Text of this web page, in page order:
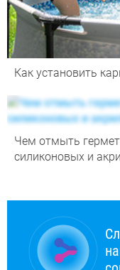
Как установить
Чем отмыть
силиконовых и